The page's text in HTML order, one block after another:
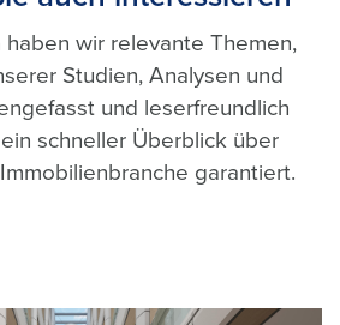
haben wir relevante Themen,
Studien, Analysen und
und leserfreundlich
schneller Überblick über
garantiert.